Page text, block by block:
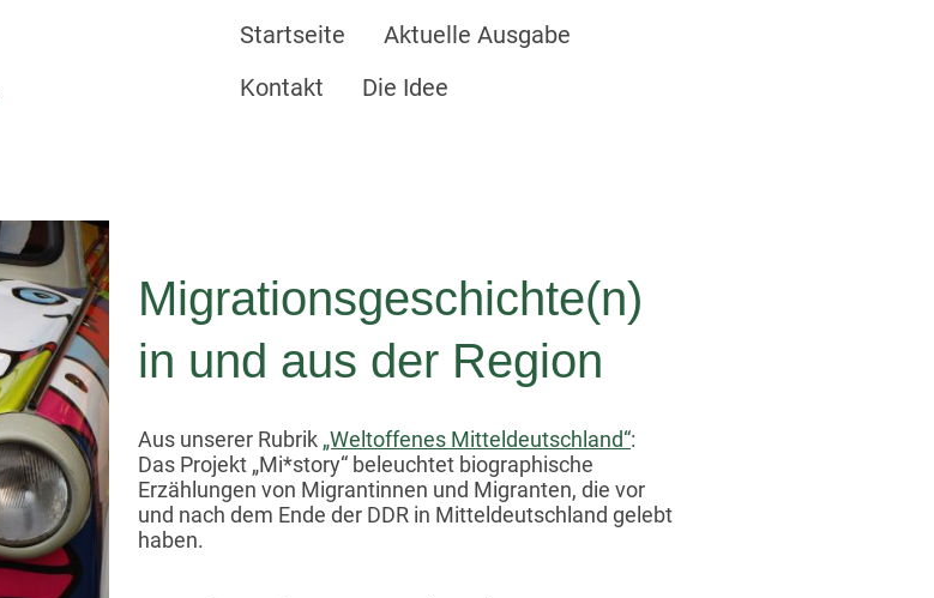
Startseite
Aktuelle Ausgabe
Kontakt
Die Idee
Migrationsgeschichte(n)
in und aus der Region
Aus unserer Rubrik „Weltoffenes Mitteldeutschland“:
Das Projekt „Mi*story“ beleuchtet biographische
Erzählungen von Migrantinnen und Migranten, die vor
und nach dem Ende der DDR in Mitteldeutschland gelebt
haben.